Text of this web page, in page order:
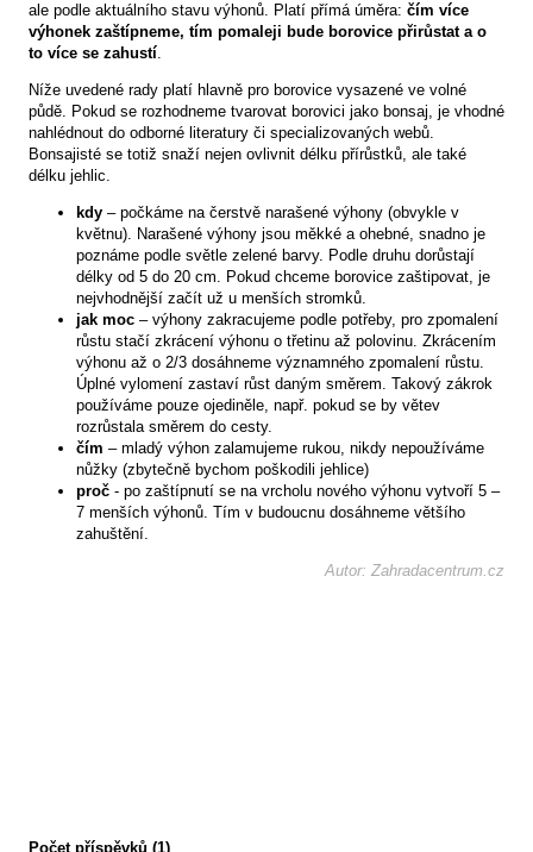
ale podle aktuálního stavu výhonů. Platí přímá úměra: čím více
výhonek zaštípneme, tím pomaleji bude borovice přirůstat a o
to více se zahustí.
Níže uvedené rady platí hlavně pro borovice vysazené ve volné
půdě. Pokud se rozhodneme tvarovat borovici jako bonsaj, je vhodné
nahlédnout do odborné literatury či specializovaných webů.
Bonsajisté se totiž snaží nejen ovlivnit délku přírůstků, ale také
délku jehlic.
kdy – počkáme na čerstvě narašené výhony (obvykle v
květnu). Narašené výhony jsou měkké a ohebné, snadno je
poznáme podle světle zelené barvy. Podle druhu dorůstají
délky od 5 do 20 cm. Pokud chceme borovice zaštipovat, je
nejvhodnější začít už u menších stromků.
jak moc – výhony zakracujeme podle potřeby, pro zpomalení
růstu stačí zkrácení výhonu o třetinu až polovinu. Zkrácením
výhonu až o 2/3 dosáhneme významného zpomalení růstu.
Úplné vylomení zastaví růst daným směrem. Takový zákrok
používáme pouze ojediněle, např. pokud se by větev
rozrůstala směrem do cesty.
čím – mladý výhon zalamujeme rukou, nikdy nepoužíváme
nůžky (zbytečně bychom poškodili jehlice)
proč - po zaštípnutí se na vrcholu nového výhonu vytvoří 5 –
7 menších výhonů. Tím v budoucnu dosáhneme většího
zahuštění.
Autor: Zahradacentrum.cz
Počet příspěvků (1)